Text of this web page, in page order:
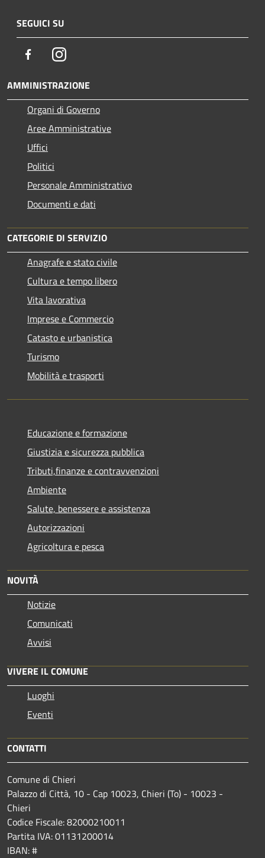
SEGUICI SU
FacebookInstagram
AMMINISTRAZIONE
Organi di Governo
Aree Amministrative
Uffici
Politici
Personale Amministrativo
Documenti e dati
CATEGORIE DI SERVIZIO
Anagrafe e stato civile
Cultura e tempo libero
Vita lavorativa
Imprese e Commercio
Catasto e urbanistica
Turismo
Mobilità e trasporti
Educazione e formazione
Giustizia e sicurezza pubblica
Tributi,finanze e contravvenzioni
Ambiente
Salute, benessere e assistenza
Autorizzazioni
Agricoltura e pesca
NOVITÀ
Notizie
Comunicati
Avvisi
VIVERE IL COMUNE
Luoghi
Eventi
CONTATTI
Comune di Chieri
Palazzo di Città, 10 - Cap 10023, Chieri (To) - 10023 -
Chieri
Codice Fiscale: 82000210011
Partita IVA: 01131200014
IBAN: #